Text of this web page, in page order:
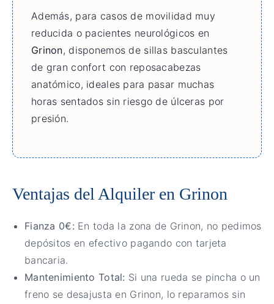
Además, para casos de movilidad muy
reducida o pacientes neurológicos en
Grinon, disponemos de sillas basculantes
de gran confort con reposacabezas
anatómico, ideales para pasar muchas
horas sentados sin riesgo de úlceras por
presión.
Ventajas del Alquiler en Grinon
Fianza 0€: En toda la zona de Grinon, no pedimos
depósitos en efectivo pagando con tarjeta
bancaria.
Mantenimiento Total: Si una rueda se pincha o un
freno se desajusta en Grinon, lo reparamos sin